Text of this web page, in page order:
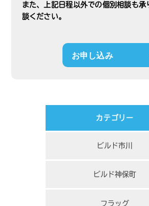
また、上記日程以外での個別相談も承
談ください。
お申し込み
カテゴリー
ビルド市川
ビルド神保町
フラッグ